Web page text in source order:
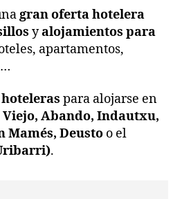
gran oferta hotelera
yalojamientos para
apartamentos,
para alojarse en
Viejo, Abando, Indautxu,
Mamés, Deusto o el
.